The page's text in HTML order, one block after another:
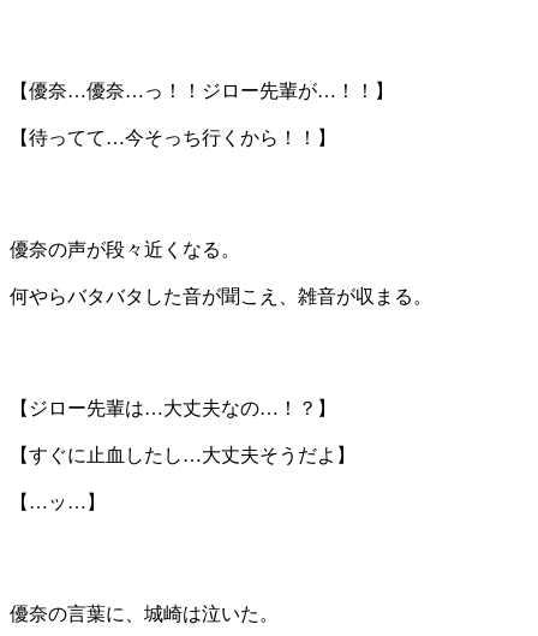
【優奈…優奈…っ！！ジロー先輩が…！！】
【待ってて…今そっち行くから！！】
優奈の声が段々近くなる。
何やらバタバタした音が聞こえ、雑音が収まる。
【ジロー先輩は…大丈夫なの…！？】
【すぐに止血したし…大丈夫そうだよ】
【…ッ…】
優奈の言葉に、城崎は泣いた。